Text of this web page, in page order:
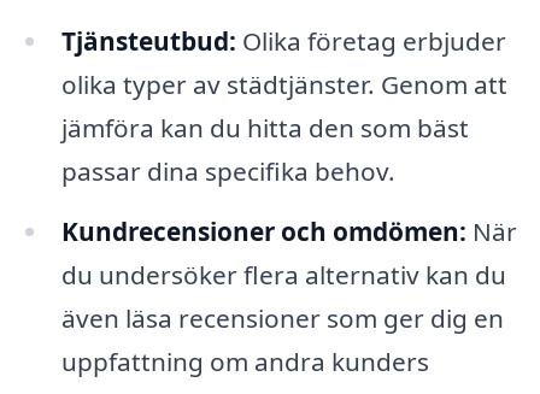
Tjänsteutbud: Olika företag erbjuder
olika typer av städtjänster. Genom att
jämföra kan du hitta den som bäst
passar dina specifika behov.
Kundrecensioner och omdömen: När
du undersöker flera alternativ kan du
även läsa recensioner som ger dig en
uppfattning om andra kunders